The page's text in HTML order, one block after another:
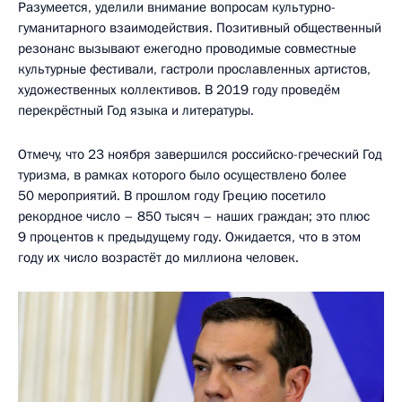
Разумеется, уделили внимание вопросам культурно-
гуманитарного взаимодействия. Позитивный общественный
резонанс вызывают ежегодно проводимые совместные
культурные фестивали, гастроли прославленных артистов,
художественных коллективов. В 2019 году проведём
перекрёстный Год языка и литературы.
Отмечу, что 23 ноября завершился российско-греческий Год
туризма, в рамках которого было осуществлено более
50 мероприятий. В прошлом году Грецию посетило
рекордное число – 850 тысяч – наших граждан; это плюс
9 процентов к предыдущему году. Ожидается, что в этом
году их число возрастёт до миллиона человек.